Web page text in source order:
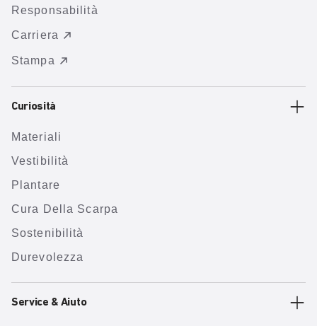
Responsabilità
Carriera
Stampa
Curiosità
Materiali
Vestibilità
Plantare
Cura Della Scarpa
Sostenibilità
Durevolezza
Service & Aiuto